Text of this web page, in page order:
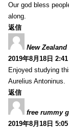
Our god bless
along.
返信
New Zealand
2019年8月18日
Enjoyed studying
Aurelius Antoninus.
返信
free rummy
2019年8月18日